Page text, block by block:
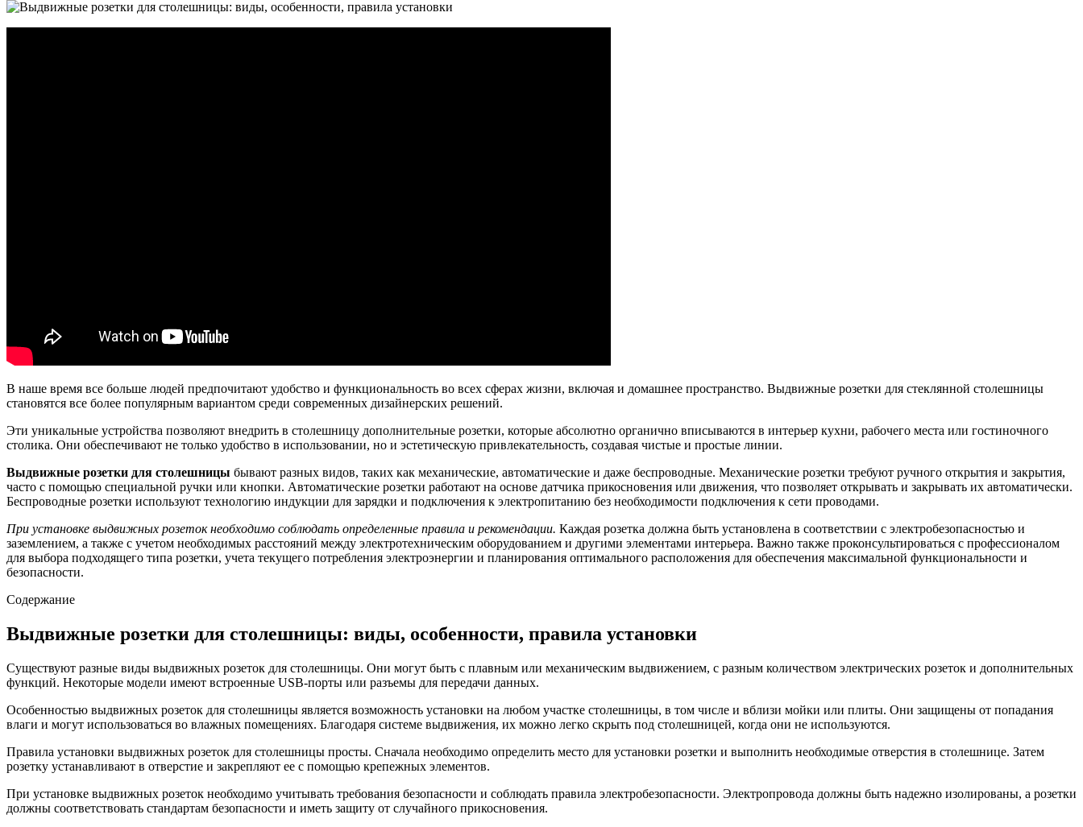
В наше время все больше людей предпочитают удобство и функциональность во всех сферах жизни, включая и домашнее пространство. Выдвижные розетки для стеклянной столешницы
становятся все более популярным вариантом среди современных дизайнерских решений.
Эти уникальные устройства позволяют внедрить в столешницу дополнительные розетки, которые абсолютно органично вписываются в интерьер кухни, рабочего места или гостиночного
столика. Они обеспечивают не только удобство в использовании, но и эстетическую привлекательность, создавая чистые и простые линии.
Выдвижные розетки для столешницы бывают разных видов, таких как механические, автоматические и даже беспроводные. Механические розетки требуют ручного открытия и закрытия,
часто с помощью специальной ручки или кнопки. Автоматические розетки работают на основе датчика прикосновения или движения, что позволяет открывать и закрывать их автоматически.
Беспроводные розетки используют технологию индукции для зарядки и подключения к электропитанию без необходимости подключения к сети проводами.
При установке выдвижных розеток необходимо соблюдать определенные правила и рекомендации. Каждая розетка должна быть установлена в соответствии с электробезопасностью и
заземлением, а также с учетом необходимых расстояний между электротехническим оборудованием и другими элементами интерьера. Важно также проконсультироваться с профессионалом
для выбора подходящего типа розетки, учета текущего потребления электроэнергии и планирования оптимального расположения для обеспечения максимальной функциональности и
безопасности.
Содержание
Выдвижные розетки для столешницы: виды, особенности, правила установки
Существуют разные виды выдвижных розеток для столешницы. Они могут быть с плавным или механическим выдвижением, с разным количеством электрических розеток и дополнительных
функций. Некоторые модели имеют встроенные USB-порты или разъемы для передачи данных.
Особенностью выдвижных розеток для столешницы является возможность установки на любом участке столешницы, в том числе и вблизи мойки или плиты. Они защищены от попадания
влаги и могут использоваться во влажных помещениях. Благодаря системе выдвижения, их можно легко скрыть под столешницей, когда они не используются.
Правила установки выдвижных розеток для столешницы просты. Сначала необходимо определить место для установки розетки и выполнить необходимые отверстия в столешнице. Затем
розетку устанавливают в отверстие и закрепляют ее с помощью крепежных элементов.
При установке выдвижных розеток необходимо учитывать требования безопасности и соблюдать правила электробезопасности. Электропровода должны быть надежно изолированы, а розетки
должны соответствовать стандартам безопасности и иметь защиту от случайного прикосновения.